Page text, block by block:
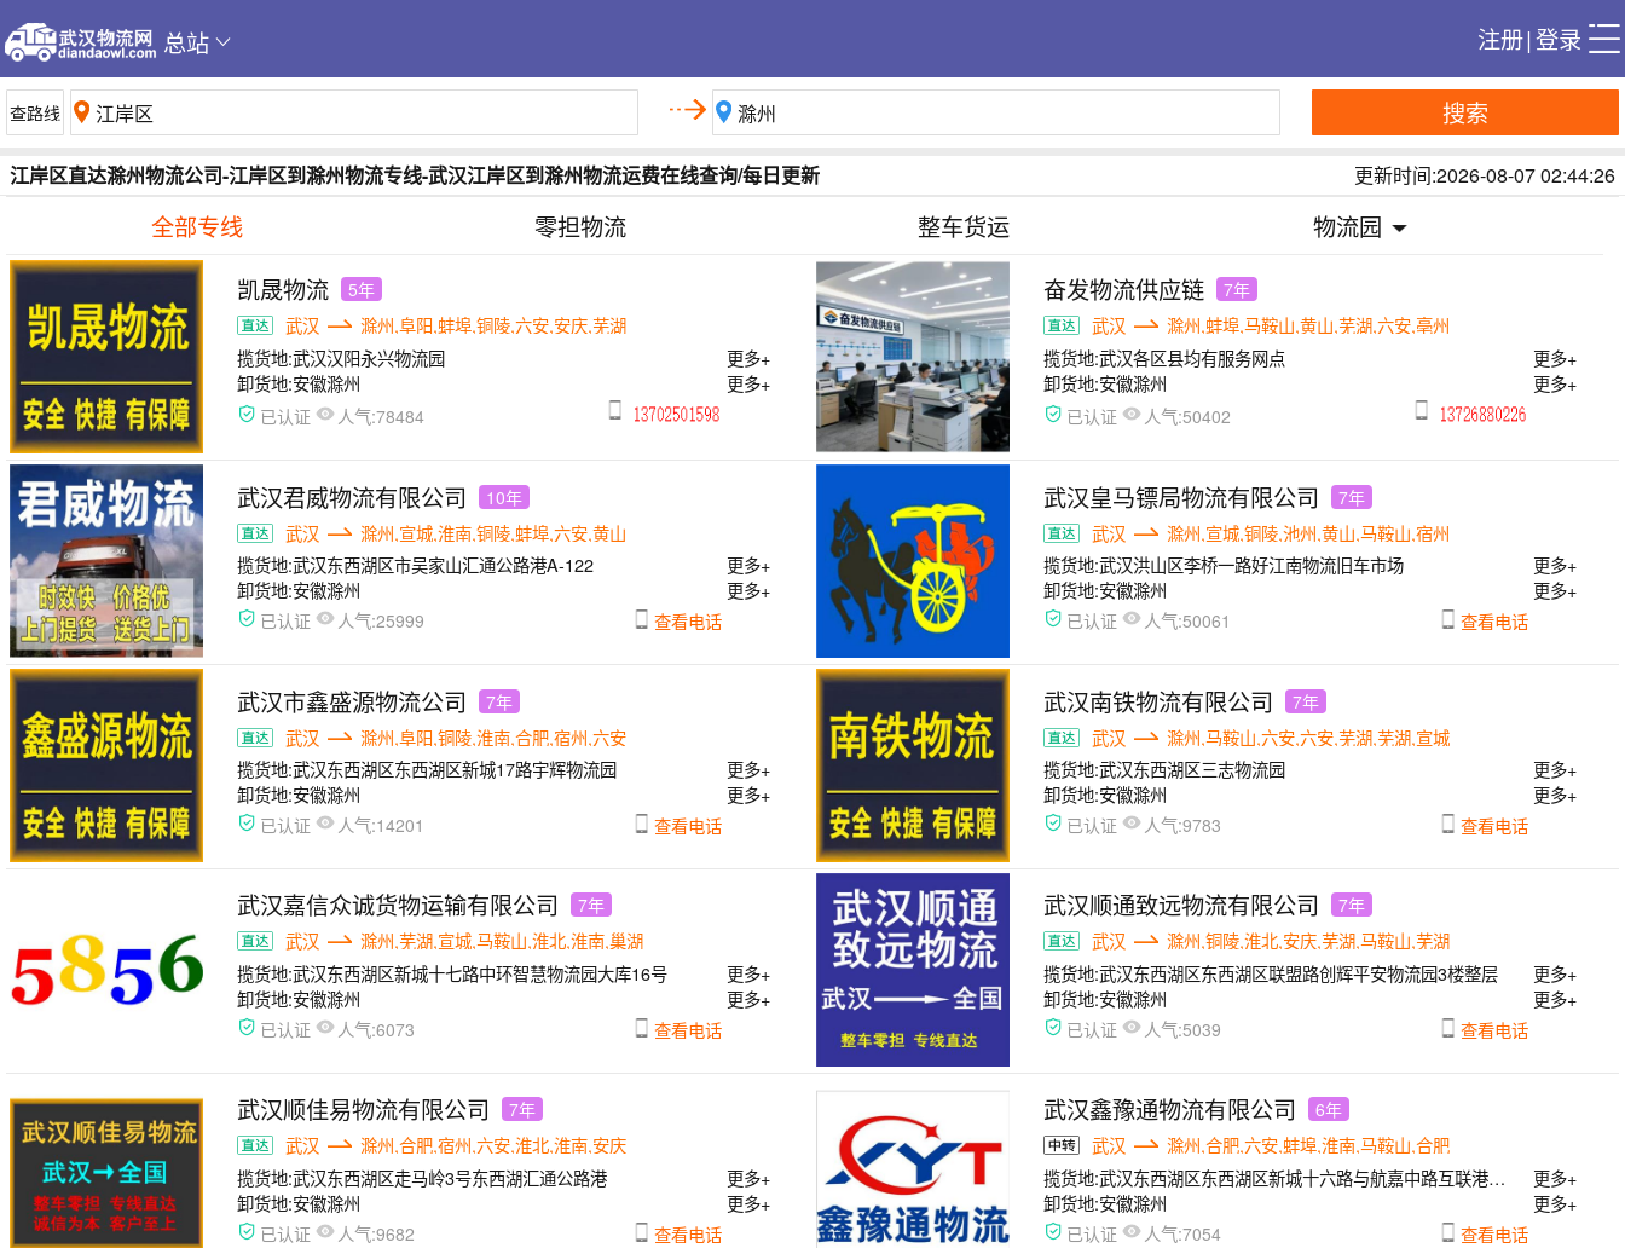
总站 注册|登录
搜索
更新时间:2026-08-07 02:44:26
江岸区直达滁州物流公司-江岸区到滁州物流专线-武汉江岸区到滁州物流运费在线查询/每日更新
全部专线 零担物流 整车货运
物流园
凯晟物流
5年
武汉
滁州,阜阳,蚌埠,铜陵,六安,安庆,芜湖
揽货地:武汉汉阳永兴物流园
更多+
卸货地:安徽滁州 更多+
已认证 人气:78484
奋发物流供应链 7年
武汉
滁州,蚌埠,马鞍山,黄山,芜湖,六安,亳州
揽货地:武汉各区县均有服务网点
更多+
卸货地:安徽滁州 更多+
已认证 人气:50402
武汉君威物流有限公司 10年
武汉
滁州,宣城,淮南,铜陵,蚌埠,六安,黄山
揽货地:武汉东西湖区市吴家山汇通公路港A-122
更多+
卸货地:安徽滁州 更多+
已认证 人气:25999 查看电话
武汉皇马镖局物流有限公司 7年
武汉
滁州,宣城,铜陵,池州,黄山,马鞍山,宿州
揽货地:武汉洪山区李桥一路好江南物流旧车市场
更多+
卸货地:安徽滁州 更多+
已认证 人气:50061 查看电话
武汉市鑫盛源物流公司 7年
武汉
滁州,阜阳,铜陵,淮南,合肥,宿州,六安
揽货地:武汉东西湖区东西湖区新城17路宇辉物流园
更多+
卸货地:安徽滁州 更多+
已认证 人气:14201 查看电话
武汉南铁物流有限公司 7年
武汉
滁州,马鞍山,六安,六安,芜湖,芜湖,宣城
揽货地:武汉东西湖区三志物流园
更多+
卸货地:安徽滁州 更多+
已认证 人气:9783 查看电话
武汉嘉信众诚货物运输有限公司 7年
武汉
滁州,芜湖,宣城,马鞍山,淮北,淮南,巢湖
揽货地:武汉东西湖区新城十七路中环智慧物流园大库16号
更多+
卸货地:安徽滁州 更多+
已认证 人气:6073 查看电话
武汉顺通致远物流有限公司 7年
武汉
滁州,铜陵,淮北,安庆,芜湖,马鞍山,芜湖
揽货地:武汉东西湖区东西湖区联盟路创辉平安物流园3楼整层
更多+
卸货地:安徽滁州 更多+
已认证 人气:5039 查看电话
武汉顺佳易物流有限公司 7年
武汉
滁州,合肥,宿州,六安,淮北,淮南,安庆
揽货地:武汉东西湖区走马岭3号东西湖汇通公路港
更多+
卸货地:安徽滁州 更多+
已认证 人气:9682 查看电话
武汉鑫豫通物流有限公司 6年
武汉
滁州,合肥,六安,蚌埠,淮南,马鞍山,合肥
揽货地:武汉东西湖区东西湖区新城十六路与航嘉中路互联港物流园A栋
更多+
卸货地:安徽滁州 更多+
已认证 人气:7054 查看电话